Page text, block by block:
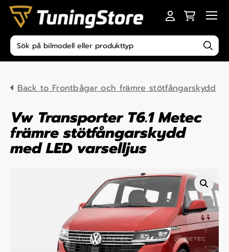
Skip to content
Produktsökning
Back to Frontbågar och främre stötfångarskydd
Vw Transporter T6.1 Metec
främre stötfångarskydd
med LED varselljus